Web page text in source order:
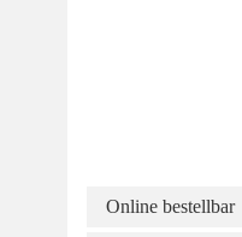
Online bestellbar